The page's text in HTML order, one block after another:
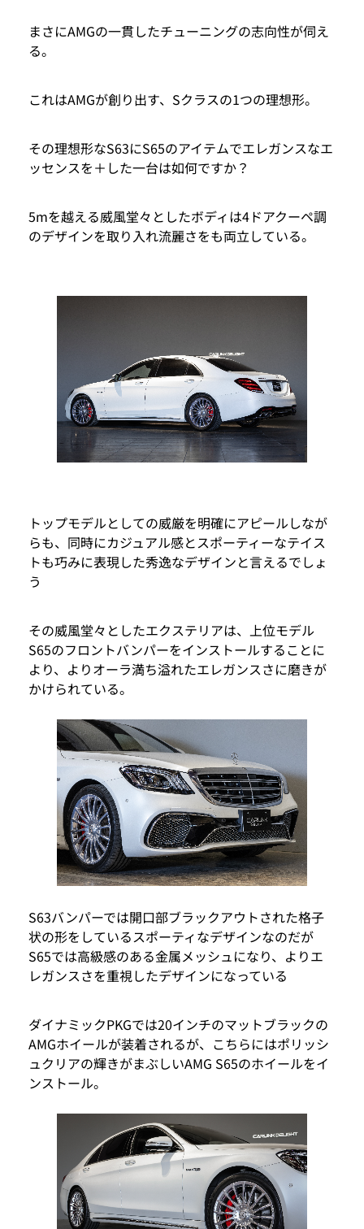
まさにAMGの一貫したチューニングの志向性が伺え
る。
これはAMGが創り出す、Sクラスの1つの理想形。
その理想形なS63にS65のアイテムでエレガンスなエ
ッセンスを＋した一台は如何ですか？
5mを越える威風堂々としたボディは4ドアクーペ調
のデザインを取り入れ流麗さをも両立している。
トップモデルとしての威厳を明確にアピールしなが
らも、同時にカジュアル感とスポーティーなテイス
トも巧みに表現した秀逸なデザインと言えるでしょ
う
その威風堂々としたエクステリアは、上位モデル
S65のフロントバンパーをインストールすることに
より、よりオーラ満ち溢れたエレガンスさに磨きが
かけられている。
S63バンパーでは開口部ブラックアウトされた格子
状の形をしているスポーティなデザインなのだが
S65では高級感のある金属メッシュになり、よりエ
レガンスさを重視したデザインになっている
ダイナミックPKGでは20インチのマットブラックの
AMGホイールが装着されるが、こちらにはポリッシ
ュクリアの輝きがまぶしいAMG S65のホイールをイ
ンストール。